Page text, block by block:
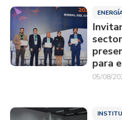
para
05/08/